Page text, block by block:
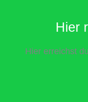
Hier
Hier erreichst